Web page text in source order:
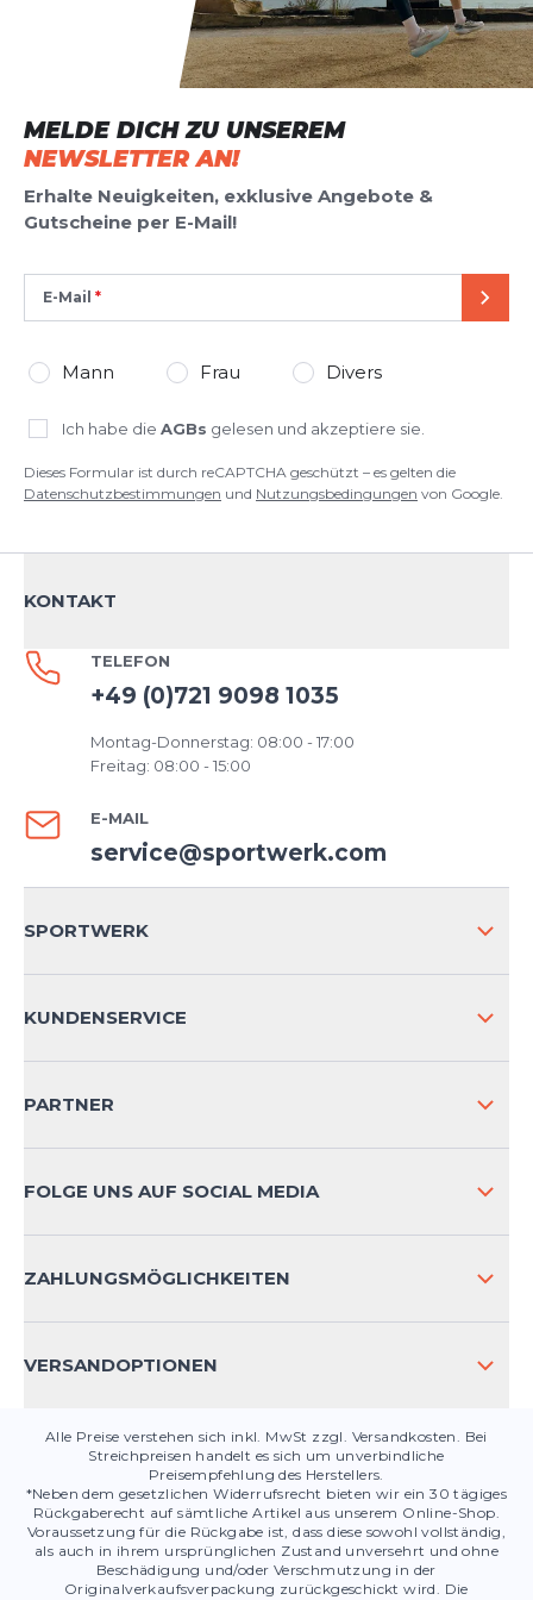
MELDE DICH ZU UNSEREM
NEWSLETTER AN!
Erhalte Neuigkeiten, exklusive Angebote &
Gutscheine per E-Mail!
E-Mail
Mann Frau Divers
Ich habe die AGBs gelesen und akzeptiere sie.
Dieses Formular ist durch reCAPTCHA geschützt – es gelten die
Datenschutzbestimmungen und Nutzungsbedingungen von Google.
KONTAKT
TELEFON
+49 (0)721 9098 1035
Montag-Donnerstag: 08:00 - 17:00
Freitag: 08:00 - 15:00
E-MAIL
service@sportwerk.com
SPORTWERK
KUNDENSERVICE
KONTAKT
PRODUKTSICHERHEIT
PARTNER
FOLGE UNS AUF SOCIAL MEDIA
ZAHLUNGSMÖGLICHKEITEN
VERSANDOPTIONEN
Alle Preise verstehen sich inkl. MwSt zzgl. Versandkosten. Bei
Streichpreisen handelt es sich um unverbindliche
Preisempfehlung des Herstellers.
*Neben dem gesetzlichen Widerrufsrecht bieten wir ein 30 tägiges
Rückgaberecht auf sämtliche Artikel aus unserem Online-Shop.
Voraussetzung für die Rückgabe ist, dass diese sowohl vollständig,
als auch in ihrem ursprünglichen Zustand unversehrt und ohne
Beschädigung und/oder Verschmutzung in der
Originalverkaufsverpackung zurückgeschickt wird. Die